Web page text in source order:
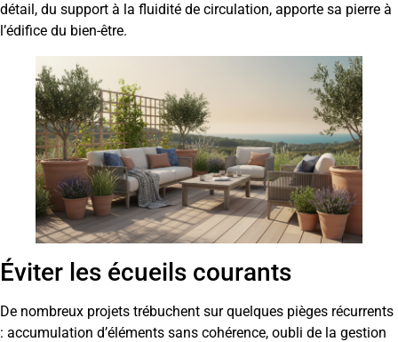
détail, du support à la fluidité de circulation, apporte sa pierre à
l’édifice du bien-être.
Éviter les écueils courants
De nombreux projets trébuchent sur quelques pièges récurrents
: accumulation d’éléments sans cohérence, oubli de la gestion